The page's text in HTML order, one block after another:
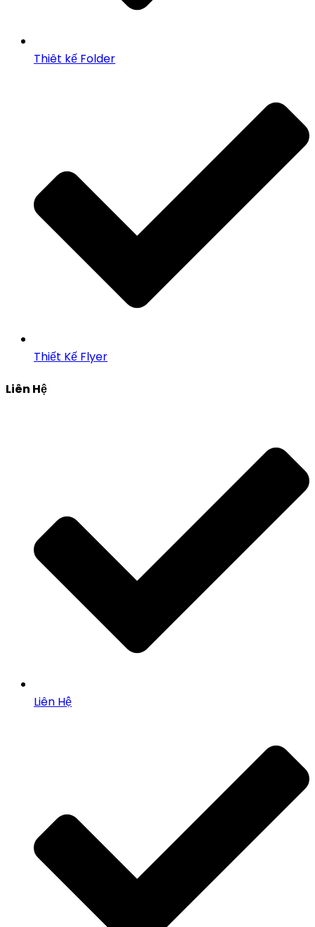
Thiêt kế Folder
Thiết Kế Flyer
Liên Hệ
Liên Hệ